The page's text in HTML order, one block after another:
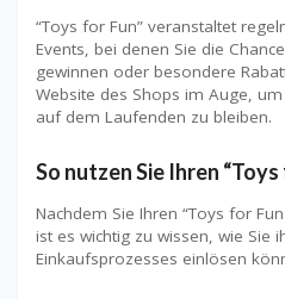
“Toys for Fun” veranstaltet
Events, bei denen Sie die
gewinnen oder besondere
Website des Shops im Auge,
auf dem Laufenden zu bleiben.
So nutzen Sie Ihren
Nachdem Sie Ihren “Toys for
ist es wichtig zu wissen, wie Sie
Einkaufsprozesses einlösen